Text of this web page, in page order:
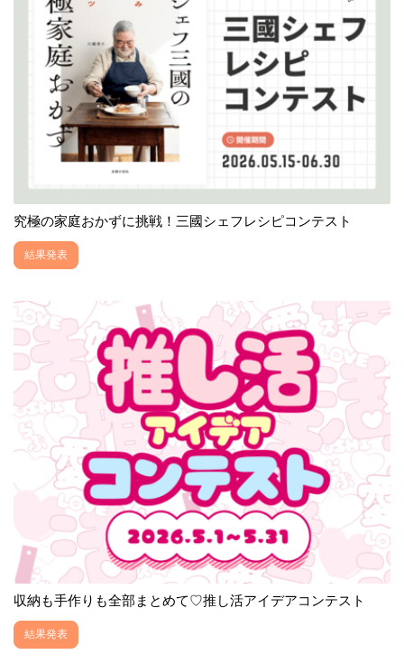
究極の家庭おかずに挑戦！三國シェフレシピコンテスト
結果発表
収納も手作りも全部まとめて♡推し活アイデアコンテスト
結果発表